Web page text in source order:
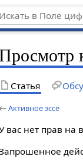
Статья
←Активное эссе
вас нет прав на